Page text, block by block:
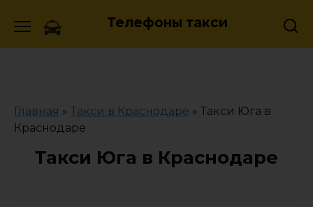
Телефоны такси
Главная » Такси в Краснодаре » Такси Юга в
Краснодаре
Такси Юга в Краснодаре